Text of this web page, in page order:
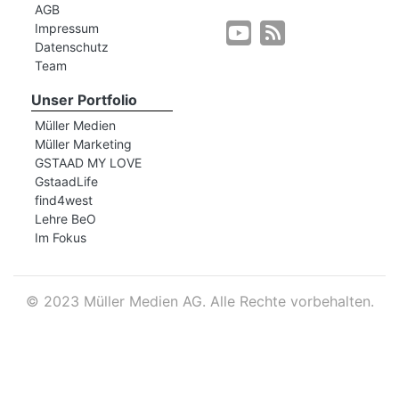
AGB
Impressum
Datenschutz
Team
Unser Portfolio
Müller Medien
Müller Marketing
GSTAAD MY LOVE
GstaadLife
find4west
Lehre BeO
Im Fokus
© 2023 Müller Medien AG. Alle Rechte vorbehalten.